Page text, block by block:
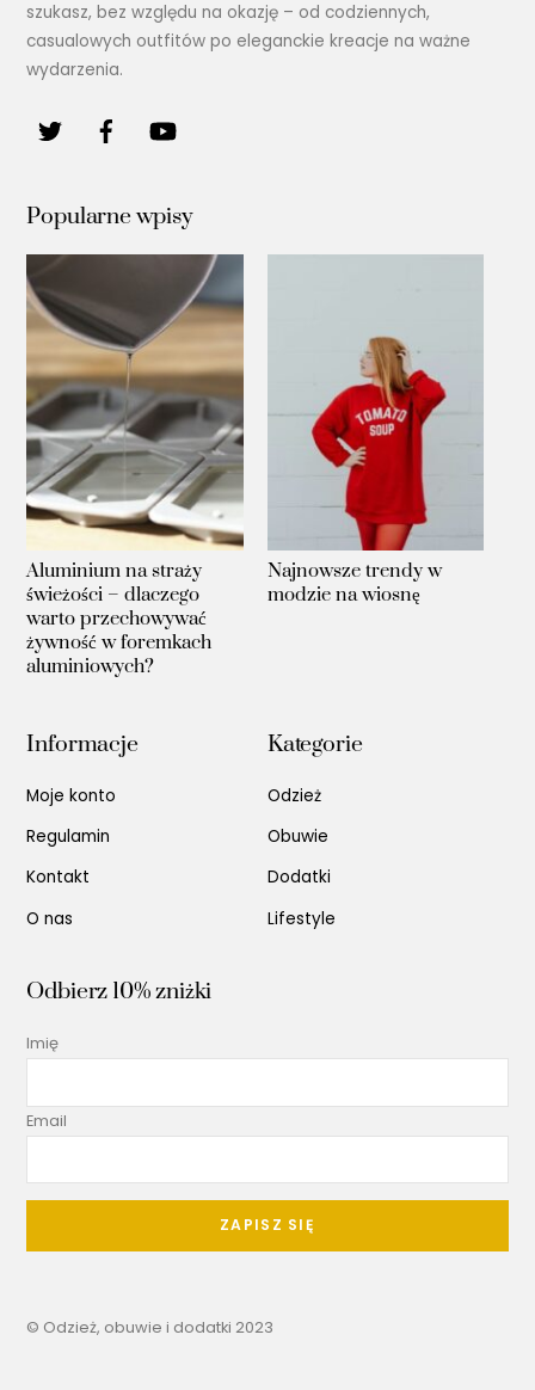
szukasz, bez względu na okazję – od codziennych,
casualowych outfitów po eleganckie kreacje na ważne
wydarzenia.
Popularne wpisy
Aluminium na straży
świeżości – dlaczego
warto przechowywać
żywność w foremkach
aluminiowych?
Najnowsze trendy w
modzie na wiosnę
Informacje
Moje konto
Regulamin
Kontakt
O nas
Kategorie
Odzież
Obuwie
Dodatki
Lifestyle
Odbierz 10% zniżki
Imię
Email
ZAPISZ SIĘ
© Odzież, obuwie i dodatki 2023